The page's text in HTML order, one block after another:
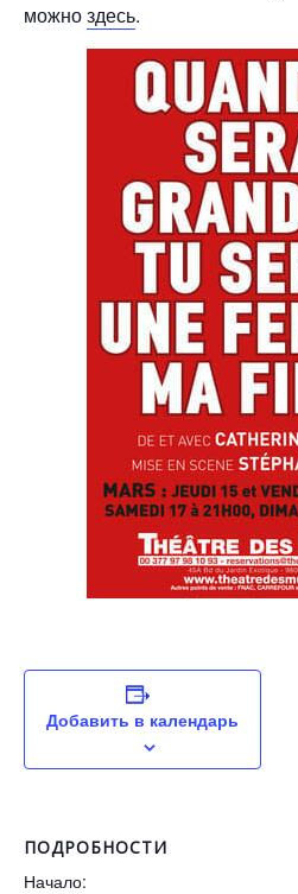
можноздесь.
Добавить в календарь
ПОДРОБНОСТИ
Начало: